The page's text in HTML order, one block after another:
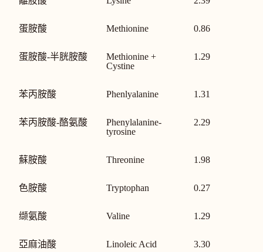
蛋胺酸 Methionine 0.86
蛋胺酸-半胱胺酸
Methionine +
Cystine
1.29
苯丙胺酸 Phenlyalanine 1.31
苯丙胺酸-酪氨酸
Phenylalanine-
tyrosine
2.29
蘇胺酸 Threonine 1.98
色胺酸 Tryptophan 0.27
缬氨酸 Valine 1.29
亞麻油酸 Linoleic Acid 3.30